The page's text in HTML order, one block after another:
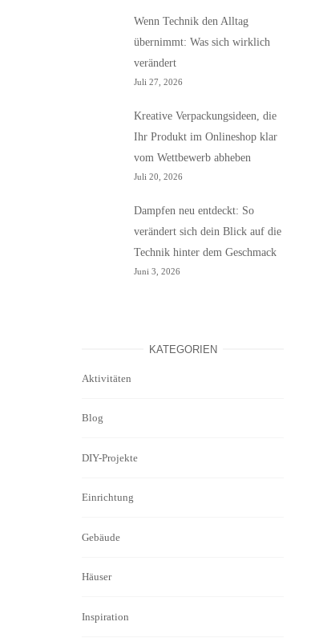
Wenn Technik den Alltag
übernimmt: Was sich wirklich
verändert
Juli 27, 2026
Kreative Verpackungsideen, die
Ihr Produkt im Onlineshop klar
vom Wettbewerb abheben
Juli 20, 2026
Dampfen neu entdeckt: So
verändert sich dein Blick auf die
Technik hinter dem Geschmack
Juni 3, 2026
KATEGORIEN
Aktivitäten
Blog
DIY-Projekte
Einrichtung
Gebäude
Häuser
Inspiration